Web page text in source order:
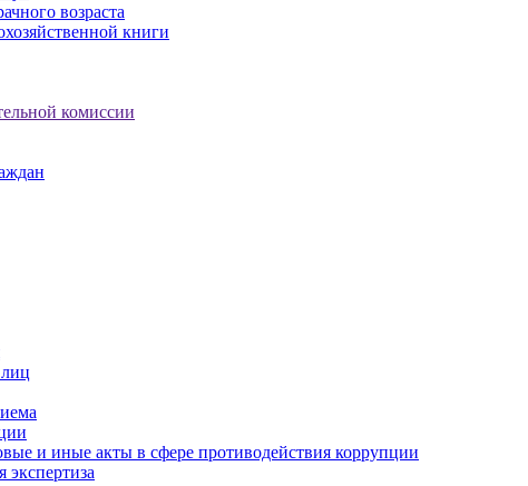
возраста
книги
комиссии
и иные акты в сфере противодействия коррупции